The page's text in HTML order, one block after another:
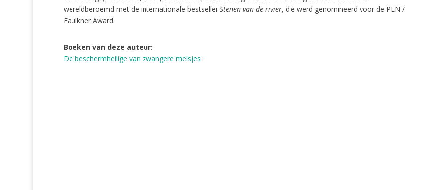
wereldberoemd met de internationale bestseller Stenen van de rivier, die werd genomineerd voor de PEN /
Faulkner Award.
Boeken van deze auteur:
De beschermheilige van zwangere meisjes